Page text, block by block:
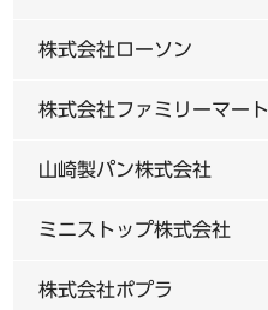
株式会社ローソン
株式会社ファミリーマート
山崎製パン株式会社
ミニストップ株式会社
株式会社ポプラ